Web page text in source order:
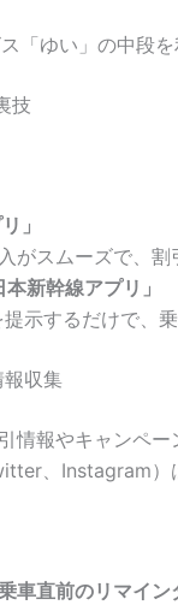
「ゆい」の中段
技
」
がスムーズで、
新幹線アプリ」
示するだけで、
収集
情報やキャンペー
、Instagram）
車直前のリマイン